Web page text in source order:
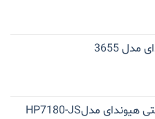
3655